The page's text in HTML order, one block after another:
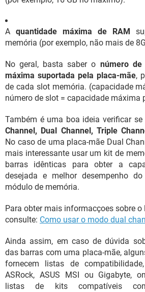
A quantidade máxima de RAM
memória (por exemplo, não mais de
No geral, basta saber o número
máxima suportada pela placa-mãe,
de cada slot memória. (capacidade
número de slot = capacidade máxima
Também é uma boa ideia verificar se
Channel, Dual Channel, Triple
No caso de uma placa-mãe Dual
mais interessante usar um kit de
barras idênticas para obter a
desejada e melhor desempenho
módulo de memória.
Para obter mais informacçoes sobre o
consulte: Como usar o modo dual
Ainda assim, em caso de dúvida
das barras com uma placa-mãe,
fornecem listas de
ASRock, ASUS MSI ou Gigabyte,
listas de kits compatíveis